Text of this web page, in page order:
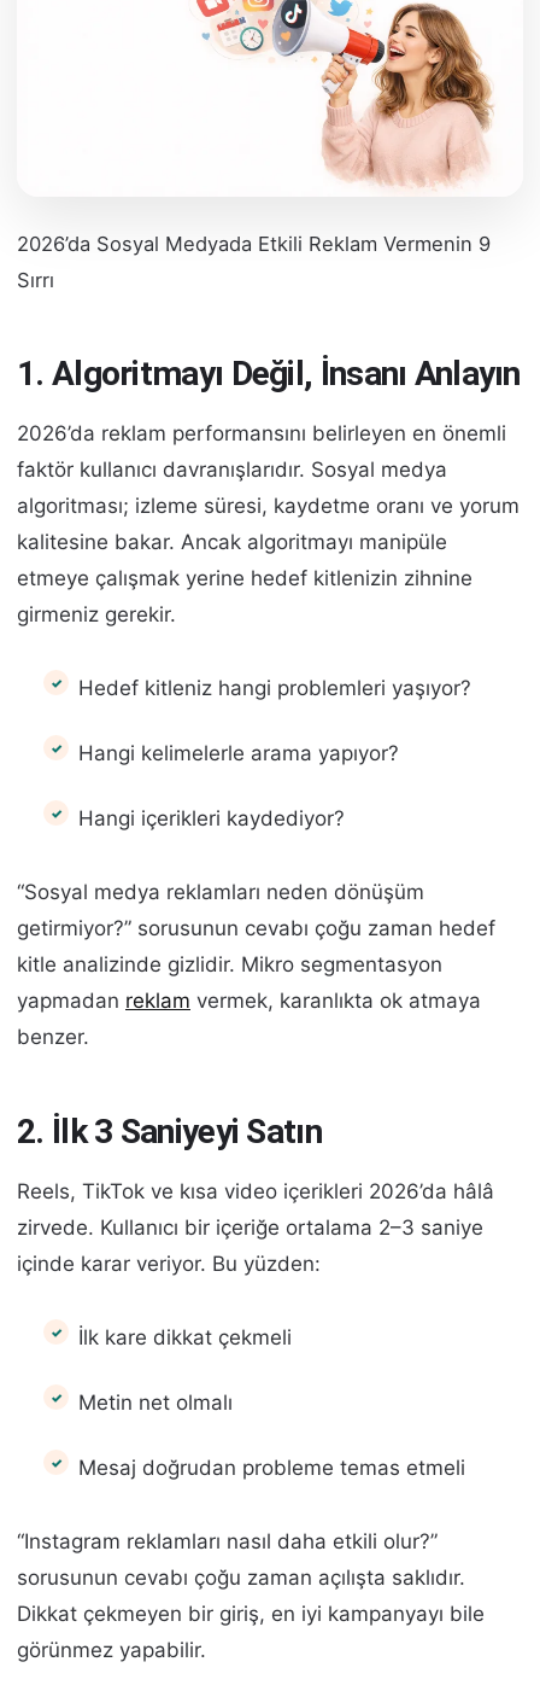
2026’da Sosyal Medyada Etkili Reklam Vermenin 9
Sırrı
1. Algoritmayı Değil, İnsanı Anlayın
2026’da reklam performansını belirleyen en önemli
faktör kullanıcı davranışlarıdır. Sosyal medya
algoritması; izleme süresi, kaydetme oranı ve yorum
kalitesine bakar. Ancak algoritmayı manipüle
etmeye çalışmak yerine hedef kitlenizin zihnine
girmeniz gerekir.
Hedef kitleniz hangi problemleri yaşıyor?
Hangi kelimelerle arama yapıyor?
Hangi içerikleri kaydediyor?
“Sosyal medya reklamları neden dönüşüm
getirmiyor?” sorusunun cevabı çoğu zaman hedef
kitle analizinde gizlidir. Mikro segmentasyon
yapmadan reklam vermek, karanlıkta ok atmaya
benzer.
2. İlk 3 Saniyeyi Satın
Reels, TikTok ve kısa video içerikleri 2026’da hâlâ
zirvede. Kullanıcı bir içeriğe ortalama 2–3 saniye
içinde karar veriyor. Bu yüzden:
İlk kare dikkat çekmeli
Metin net olmalı
Mesaj doğrudan probleme temas etmeli
“Instagram reklamları nasıl daha etkili olur?”
sorusunun cevabı çoğu zaman açılışta saklıdır.
Dikkat çekmeyen bir giriş, en iyi kampanyayı bile
görünmez yapabilir.